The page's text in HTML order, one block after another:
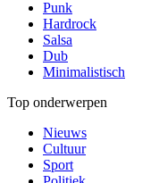
Punk
Hardrock
Salsa
Dub
Minimalistisch
Top onderwerpen
Nieuws
Cultuur
Sport